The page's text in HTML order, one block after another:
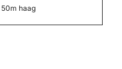
50m haag